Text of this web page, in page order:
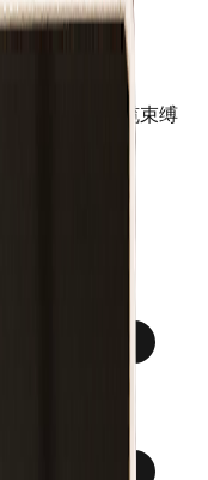
式，摆脱线缆束缚